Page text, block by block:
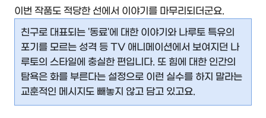
이번 작품도 적당한 선에서 이야기를 마무리되더군요.
친구로 대표되는 '동료'에 대한 이야기와 나루토 특유의
포기를 모르는 성격 등 TV 애니메이션에서 보여지던 나
루토의 스타일에 충실한 편입니다. 또 힘에 대한 인간의
탐욕은 화를 부른다는 설정으로 이런 실수를 하지 말라는
교훈적인 메시지도 빼놓지 않고 담고 있고요.